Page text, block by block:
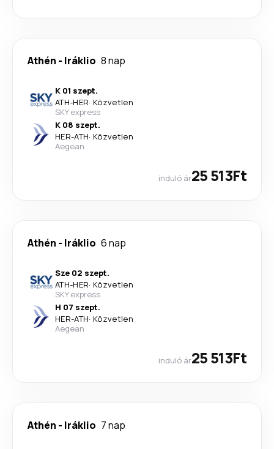
Athén - Iráklio 8 nap
K 01 szept.
ATH-HER· Közvetlen
SKY express
K 08 szept.
HER-ATH· Közvetlen
Aegean
induló ár25 513Ft
Athén - Iráklio 6 nap
Sze 02 szept.
ATH-HER· Közvetlen
SKY express
H 07 szept.
HER-ATH· Közvetlen
Aegean
induló ár25 513Ft
Athén - Iráklio 7 nap